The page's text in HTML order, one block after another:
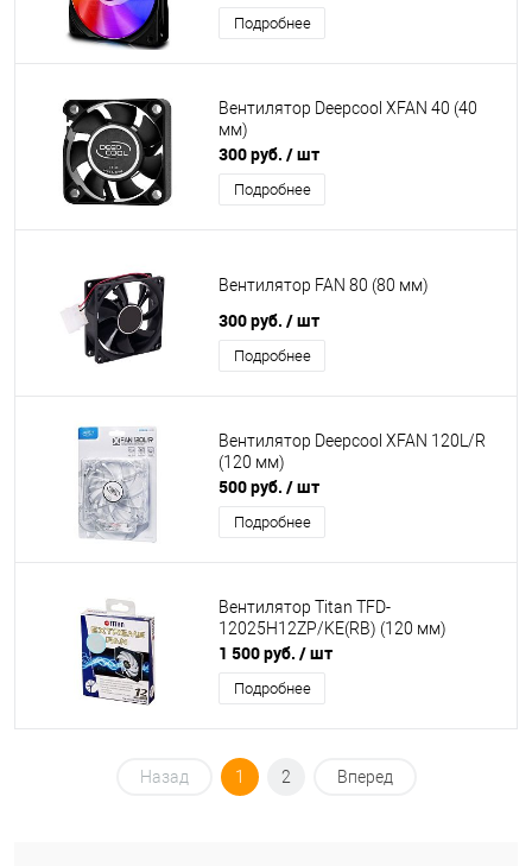
Подробнее
Вентилятор Deepcool XFAN 40 (40
мм)
300 руб. / шт
Подробнее
Вентилятор FAN 80 (80 мм)
300 руб. / шт
Подробнее
Вентилятор Deepcool XFAN 120L/R
(120 мм)
500 руб. / шт
Подробнее
Вентилятор Titan TFD-
12025H12ZP/KE(RB) (120 мм)
1 500 руб. / шт
Подробнее
Назад 1 2 Вперед